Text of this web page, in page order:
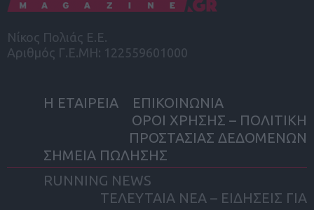
Νίκος Πολιάς Ε.Ε.
Αριθμός Γ.Ε.ΜΗ: 122559601000
Η ΕΤΑΙΡΕΙΑ
ΕΠΙΚΟΙΝΩΝΙΑ
ΟΡΟΙ ΧΡΗΣΗΣ – ΠΟΛΙΤΙΚΗ
ΠΡΟΣΤΑΣΙΑΣ ΔΕΔΟΜΕΝΩΝ
ΣΗΜΕΙΑ ΠΩΛΗΣΗΣ
RUNNING NEWS
ΤΕΛΕΥΤΑΙΑ ΝΕΑ – ΕΙΔΗΣΕΙΣ ΓΙΑ